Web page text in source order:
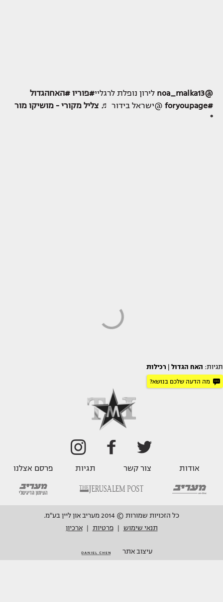
@noa_malka13 לירון נופלת לרגליי#פוריו #האחהגדול
#foryoupage
@ישראל בידור
♬ צליל מקורי - מושיקו מור
°
תגיות: האח הגדול רכילות
מה הדעה שלכם בנושא?
אודות צור קשר תגיות פרסם אצלנו
כל הזכויות שמורות © 2014 מעריב און ליין בע"מ.
תנאי שימוש
פרטיות ארכיון
עיצוב אתר